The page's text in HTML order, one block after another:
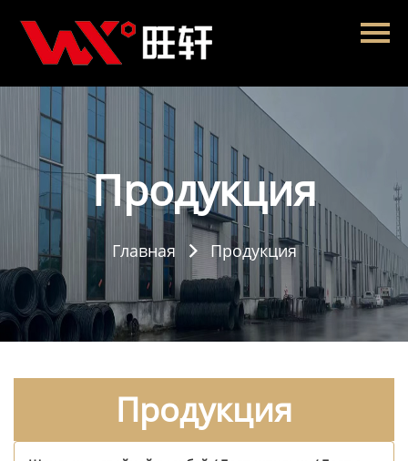
Главная
Продукция
Новости
О нас
Контакты Продукция
Главная  Продукция
Продукция